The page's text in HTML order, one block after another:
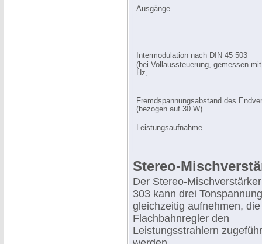
Ausgänge
Intermodulation nach DIN 45 503
(bei Vollaussteuerung, gemessen
Hz,
Fremdspannungsabstand des
(bezogen auf 30 W)............
Leistungsaufnahme
Stereo-
Der Stereo-
303 kann drei
gleichzeitig aufnehmen,
Flachbahnregler den
Leistungsstrahlern